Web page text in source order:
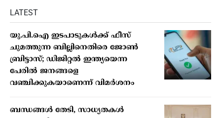
LATEST
യു.പി.ഐ ഇടപാടുകൾക്ക് ഫീസ്
ചുമത്തുന്ന ബില്ലിനെതിരെ ജോൺ
ബ്രിട്ടാസ്; ഡിജിറ്റൽ ഇന്ത്യയെന്ന
പേരിൽ ജനങ്ങളെ
വഞ്ചിക്കുകയാണെന്ന് വിമർശനം
ബന്ധങ്ങള്‍ തേടി, സാധ്യതകള്‍